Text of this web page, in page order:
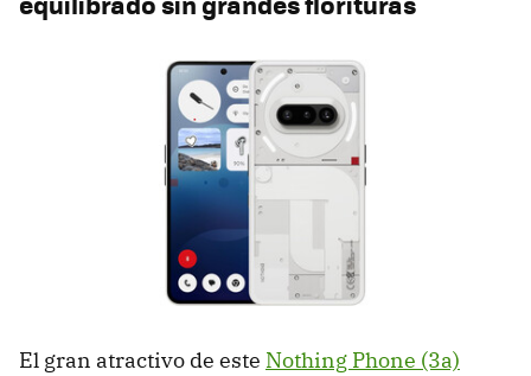
El gran atractivo de este Nothing Phone (3a)